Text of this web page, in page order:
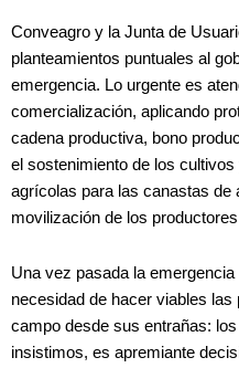
Conveagro y la Junta de
planteamientos puntuales al
emergencia. Lo urgente es
comercialización, aplicando
cadena productiva, bono
el sostenimiento de los
agrícolas para las canastas de
movilización de los
Una vez pasada la
necesidad de hacer viables las
campo desde sus entrañas:
insistimos, es apremiante